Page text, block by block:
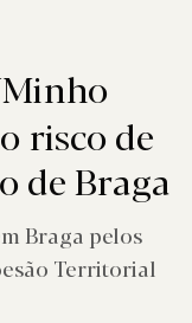
risco de
de Braga
Braga pelos
Territorial